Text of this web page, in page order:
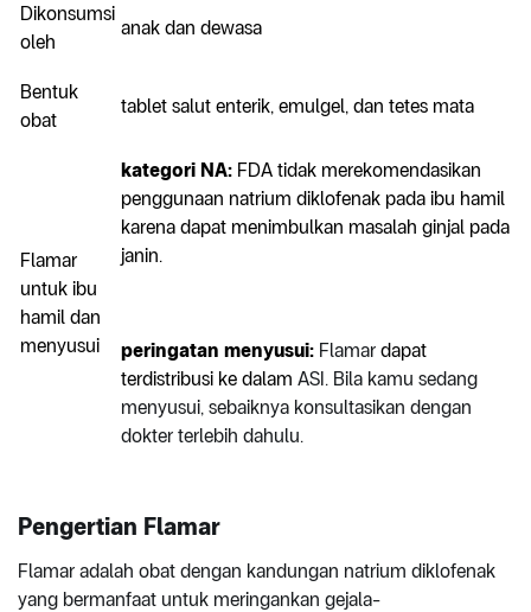
Dikonsumsi
oleh
anak dan dewasa
Bentuk
obat
tablet salut enterik, emulgel, dan tetes mata
Flamar
untuk ibu
hamil dan
menyusui
kategori NA: FDA tidak merekomendasikan
penggunaan natrium diklofenak pada ibu hamil
karena dapat menimbulkan masalah ginjal pada
janin.
peringatan menyusui: Flamar dapat
terdistribusi ke dalam ASI. Bila kamu sedang
menyusui, sebaiknya konsultasikan dengan
dokter terlebih dahulu.
Pengertian Flamar
Flamar adalah obat dengan kandungan natrium diklofenak
yang bermanfaat untuk meringankan gejala-